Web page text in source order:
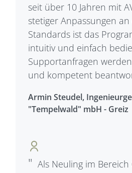
seit über 10 Jahren mit
stetiger Anpassungen
Standards ist das
intuitiv und einfach
Supportanfragen
und kompetent
Armin Steudel,
"Tempelwald" mbH - Greiz
Als Neuling im Bereich